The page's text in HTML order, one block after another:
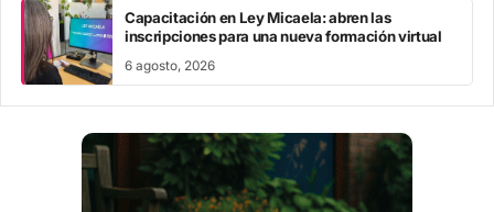
Capacitación en Ley Micaela: abren las
inscripciones para una nueva formación virtual
6 agosto, 2026